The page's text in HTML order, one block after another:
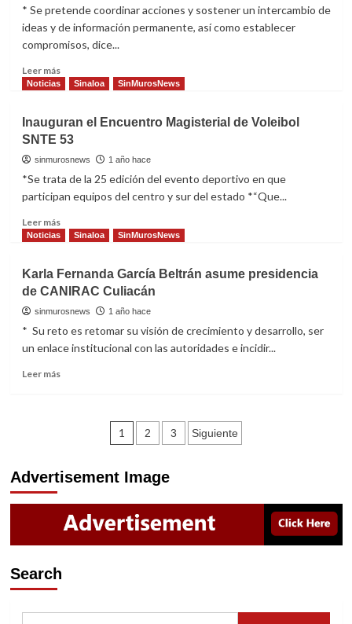
créditos
a
negocios
comida
* Se pretende coordinar acciones y sostener un intercambio de
ideas y de información permanente, así como establecer
compromisos, dice...
Leer másRead
more
de
seguridad
pública
Secretario
Economía
se
reúnen
con
de
Mazatlán
Noticias Sinaloa SinMurosNews
Inauguran el Encuentro Magisterial de Voleibol
SNTE 53
sinmurosnews 1 año hace
*Se trata de la 25 edición del evento deportivo en que
participan equipos del centro y sur del estado *“Que...
Leer másRead
more
el
Encuentro
Magisterial
SNTE
Noticias Sinaloa SinMurosNews
Karla Fernanda García Beltrán asume presidencia
de CANIRAC Culiacán
sinmurosnews 1 año hace
* Su reto es retomar su visión de crecimiento y desarrollo, ser
un enlace institucional con las autoridades e incidir...
Leer másRead
asume
de
CANIRAC
Navegación
entradas
1 2 3 Siguiente
Advertisement Image
Search